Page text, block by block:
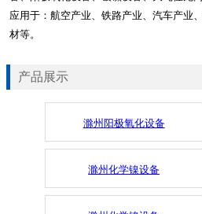
应用于：航空产业、铁路产业、汽车产业
材等。
产品展示
滁州阳极氧化设备
滁州化学镍设备